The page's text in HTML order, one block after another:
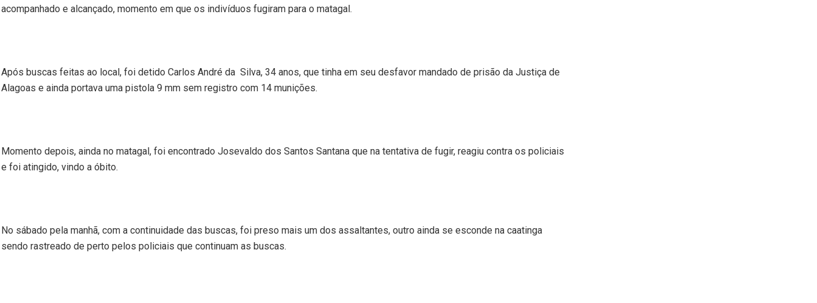
acompanhado e alcançado, momento em que os indivíduos fugiram para o matagal.
Após buscas feitas ao local, foi detido Carlos André da Silva, 34 anos, que tinha em seu desfavor mandado de prisão da Justiça de
Alagoas e ainda portava uma pistola 9 mm sem registro com 14 munições.
Momento depois, ainda no matagal, foi encontrado Josevaldo dos Santos Santana que na tentativa de fugir, reagiu contra os policiais
e foi atingido, vindo a óbito.
No sábado pela manhã, com a continuidade das buscas, foi preso mais um dos assaltantes, outro ainda se esconde na caatinga
sendo rastreado de perto pelos policiais que continuam as buscas.